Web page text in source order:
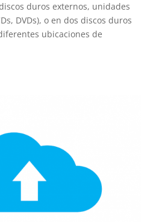
duros externos, unidades
DVDs), o en dos discos duros
ubicaciones de